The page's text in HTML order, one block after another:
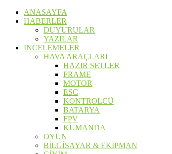
ANASAYFA
HABERLER
DUYURULAR
YAZILAR
İNCELEMELER
HAVA ARAÇLARI
HAZIR SETLER
FRAME
MOTOR
ESC
KONTROLCÜ
BATARYA
FPV
KUMANDA
OYUN
BİLGİSAYAR & EKİPMAN